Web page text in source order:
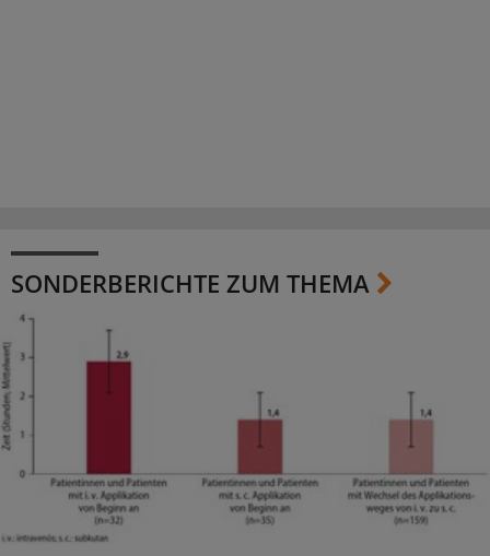
SONDERBERICHTE ZUM THEMA